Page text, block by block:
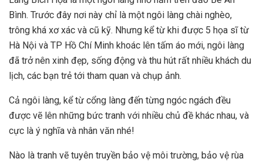
Bình. Trước đây nơi này chỉ là một ngôi làng chài nghèo,
trông khá xơ xác và cũ kỹ. Nhưng kể từ khi được 5 họa sĩ từ
Hà Nội và TP Hồ Chí Minh khoác lên tấm áo mới, ngôi làng
đã trở nên xinh đẹp, sống động và thu hút rất nhiều khách du
lịch, các bạn trẻ tới tham quan và chụp ảnh.
Cả ngôi làng, kể từ cổng làng đến từng ngóc ngách đều
được vẽ lên những bức tranh với nhiều chủ đề khác nhau, và
cực là ý nghĩa và nhân văn nhé!
Nào là tranh vẽ tuyên truyền bảo vệ môi trường, bảo vệ rùa